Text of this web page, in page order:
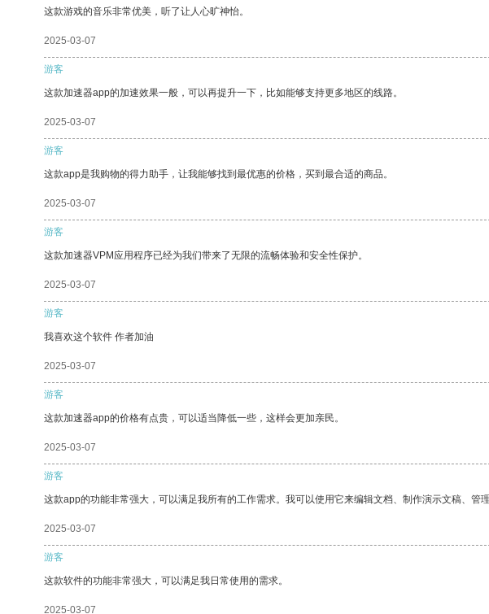
这款游戏的音乐非常优美，听了让人心旷神怡。
2025-03-07
游客
这款加速器app的加速效果一般，可以再提升一下，比如能够支持更多地区的线路。
2025-03-07
游客
这款app是我购物的得力助手，让我能够找到最优惠的价格，买到最合适的商品。
2025-03-07
游客
这款加速器VPM应用程序已经为我们带来了无限的流畅体验和安全性保护。
2025-03-07
游客
我喜欢这个软件 作者加油
2025-03-07
游客
这款加速器app的价格有点贵，可以适当降低一些，这样会更加亲民。
2025-03-07
游客
这款app的功能非常强大，可以满足我所有的工作需求。我可以使用它来编辑文档、制作演示文稿、管理
2025-03-07
游客
这款软件的功能非常强大，可以满足我日常使用的需求。
2025-03-07